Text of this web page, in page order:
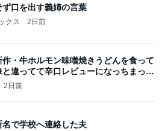
ず口を出す義姉の言葉
クス 2日前
作・牛ホルモン味噌焼きうどんを食って
違ってて辛口レビューになっちまった
2日前
名で学校へ連絡した夫